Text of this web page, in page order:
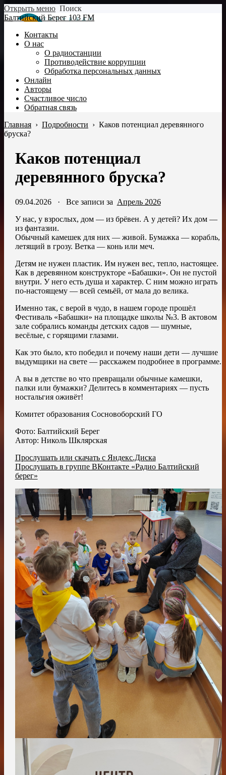
Открыть меню Поиск
Балтийский Берег 103 FM
Контакты
О нас
О радиостанции
Противодействие коррупции
Обработка персональных данных
Онлайн
Авторы
Счастливое число
Обратная связь
Главная › Подробности › Каков потенциал деревянного
бруска?
Каков потенциал
деревянного бруска?
09.04.2026· Все записи за Апрель 2026
У нас, у взрослых, дом — из брёвен. А у детей? Их дом —
из фантазии.
Обычный камешек для них — живой. Бумажка — корабль,
летящий в грозу. Ветка — конь или меч.
Детям не нужен пластик. Им нужен вес, тепло, настоящее.
Как в деревянном конструкторе «Бабашки». Он не пустой
внутри. У него есть душа и характер. С ним можно играть
по-настоящему — всей семьёй, от мала до велика.
Именно так, с верой в чудо, в нашем городе прошёл
Фестиваль «Бабашки» на площадке школы №3. В актовом
зале собрались команды детских садов — шумные,
весёлые, с горящими глазами.
Как это было, кто победил и почему наши дети — лучшие
выдумщики на свете — расскажем подробнее в программе.
А вы в детстве во что превращали обычные камешки,
палки или бумажки? Делитесь в комментариях — пусть
ностальгия оживёт!
Комитет образования Сосновоборский ГО
Фото: Балтийский Берег
Автор: Николь Шклярская
Прослушать или скачать с Яндекс.Диска
Прослушать в группе ВКонтакте «Радио Балтийский
берег»